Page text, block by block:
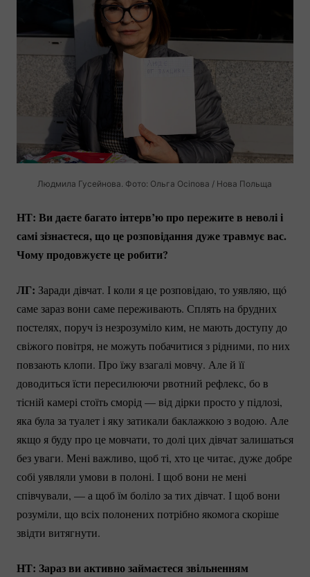
Людмила Гусейнова. Фото: Ольга Осіпова / Нова Польща
НТ: Ви даєте багато інтерв’ю про пережите в неволі і
самі зізнаєтеся, що це розповідання дуже травмує вас.
Чому продовжуєте це робити?
ЛГ: Заради дівчат. І коли я це розповідаю, то уявляю, щó
саме зараз вони саме переживають. Сплять на брудних
постелях, поруч із незрозуміло ким, не мають доступу до
свіжого повітря, не можуть побачитися з рідними, по них
повзають клопи. Про їжу взагалі мовчу. Але й її
доводиться їсти пересилюючи рвотний рефлекс, бо в
тісній камері стоїть сморід — від дірки просто у підлозі,
яка була за туалет і яку затикали баклажкою з водою. Але
якщо я буду про це мовчати, то долі цих дівчат залишаться
без уваги. Мені важливо, щоб ті, хто це читає, дуже добре
собі уявляли умови в полоні. І щоб вони не мені
співчували, — а щоб їм боліло за тих дівчат. І щоб вони
розуміли, що всіх полонених потрібно якомога скоріше
звідти витягнути.
НТ: Зараз ви активно займаєтеся звільненням